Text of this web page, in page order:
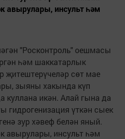
авырулары, инсульт һәм
"Росконтроль" оешмасы
һәм шаккатарлык
җитештерүчеләр сөт мае
зыяны хакында күп
куллана икән. Алай гына да
гидрогенизация үткән сыек
зур хәвеф белән яный.
авырулары, инсульт һәм